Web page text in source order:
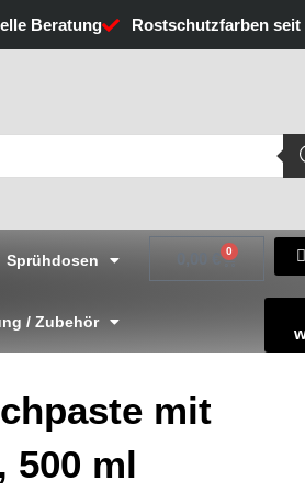
Beratung Rostschutzfarben seit
Sprühdosen
/ Zubehör
0
Warenkorb
mit
500 ml